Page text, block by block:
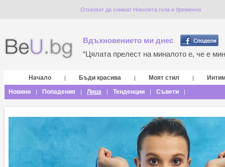
Отказват да снимат Николета гола и бременна
Вдъхновението ми днес
“Цялата прелест на миналото е, че е
Начало | Бъди красива | Моят стил |
Новини
| Попадения | Лица | Тенденции | Съвети |